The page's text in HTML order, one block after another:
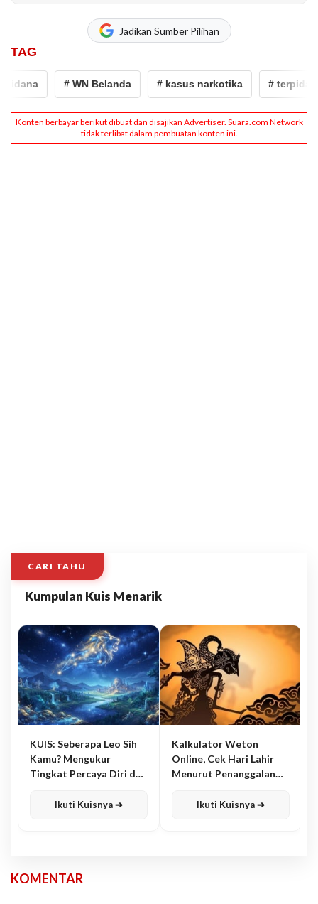
Jadikan Sumber Pilihan
TAG
# WN Belanda # kasus narkotika # terpidana
CARI TAHU
Kumpulan Kuis Menarik
KUIS: Seberapa Leo Sih
Kamu? Mengukur
Tingkat Percaya Diri dan
Ikuti Kuisnya ➔
Kalkulator Weton
Online, Cek Hari Lahir
Menurut Penanggalan
Ikuti Kuisnya ➔
KOMENTAR